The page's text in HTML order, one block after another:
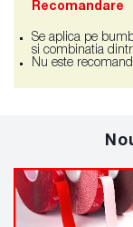
Recomandare
Se aplica pe
si combinatia
Nu este